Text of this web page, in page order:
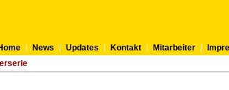
News Updates Kontakt Mitarbeiter